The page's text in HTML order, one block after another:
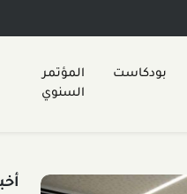
بودكاست
المؤتمر
السنوي